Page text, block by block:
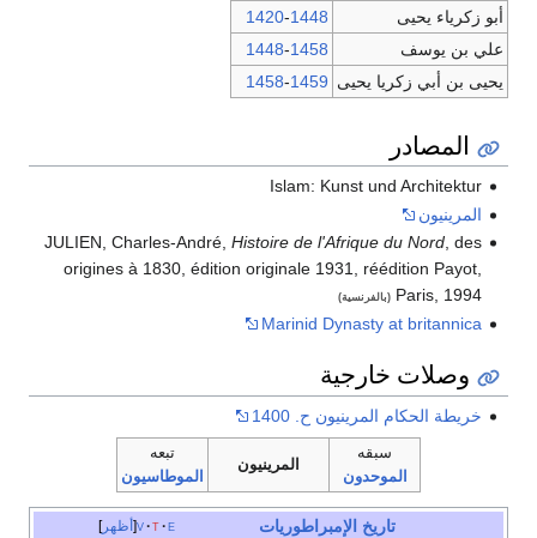
أبو زكرياء يحيى
1420-1448
علي بن يوسف
1448-1458
يحيى بن أبي زكريا يحيى
1458-1459
المصادر
Islam: Kunst und Architektur
المرينيون
JULIEN, Charles-André, Histoire de l'Afrique du Nord, des
origines à 1830, édition originale 1931, réédition Payot,
Paris, 1994 (بالفرنسية)
Marinid Dynasty at britannica
وصلات خارجية
خريطة الحكام المرينيون ح. 1400
سبقه
الموحدون
المرينيون
تبعه
الموطاسيون
أظهر v t e تاريخ الإمبراطوريات